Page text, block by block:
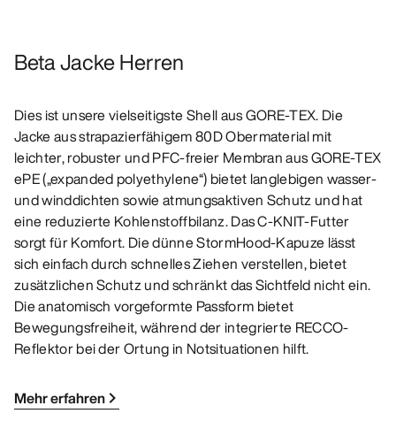
Beta Jacke Herren
Dies ist unsere vielseitigste Shell aus GORE-TEX. Die
Jacke aus strapazierfähigem 80D Obermaterial mit
leichter, robuster und PFC-freier Membran aus GORE‑TEX
ePE („expanded polyethylene“) bietet langlebigen wasser-
und winddichten sowie atmungsaktiven Schutz und hat
eine reduzierte Kohlenstoffbilanz. Das C-KNIT-Futter
sorgt für Komfort. Die dünne StormHood-Kapuze lässt
sich einfach durch schnelles Ziehen verstellen, bietet
zusätzlichen Schutz und schränkt das Sichtfeld nicht ein.
Die anatomisch vorgeformte Passform bietet
Bewegungsfreiheit, während der integrierte RECCO-
Reflektor bei der Ortung in Notsituationen hilft.
Mehr erfahren